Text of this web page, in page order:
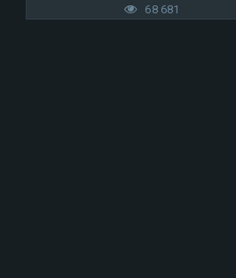
68 681